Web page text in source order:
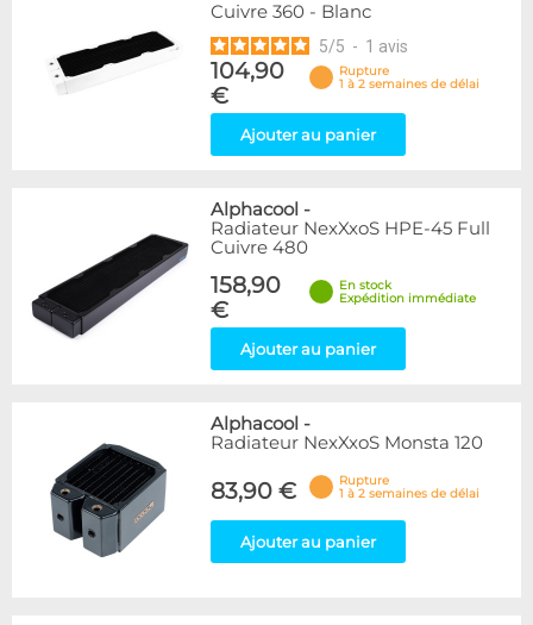
Cuivre 360 - Blanc
5/5 - 1 avis
104,90
€
Rupture
1 à 2 semaines de délai
Ajouter au panier
Alphacool -
Radiateur NexXxoS HPE-45 Full
Cuivre 480
158,90
€
En stock
Expédition immédiate
Ajouter au panier
Alphacool -
Radiateur NexXxoS Monsta 120
83,90 €
Rupture
1 à 2 semaines de délai
Ajouter au panier